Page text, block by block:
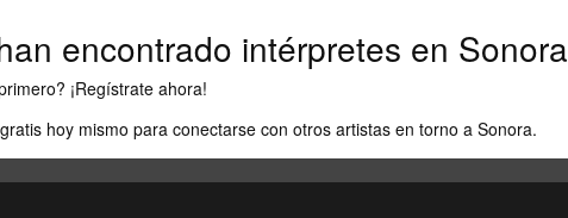
encontrado intérpretes en Sonora
¡Regístrate ahora!
hoy mismo para conectarse con otros artistas en torno a Sonora.